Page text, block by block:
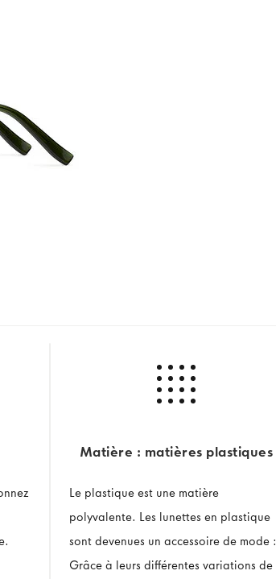
Matière : matières plastiques
Le plastique est une matière
polyvalente. Les lunettes en plastique
sont devenues un accessoire de mode :
Grâce à leurs différentes variations de